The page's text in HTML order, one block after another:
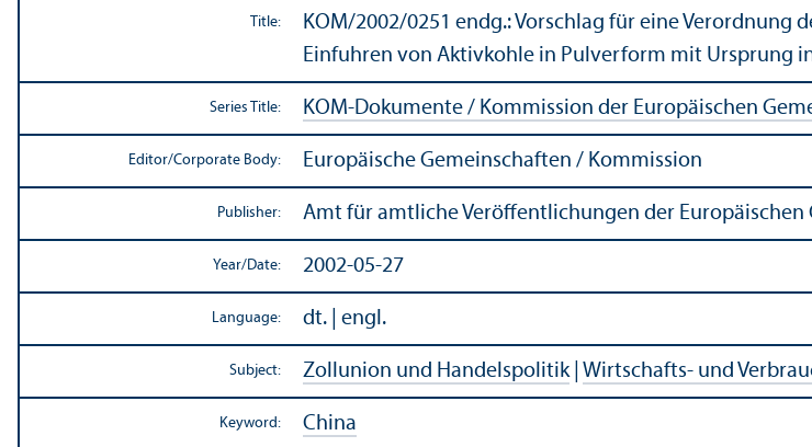
Title: KOM/2002/0251 endg.: Vorschlag für eine
Einfuhren von Aktivkohle in Pulverform mit Ursprung
Series Title: KOM-Dokumente / Kommission der Europäischen
Editor/Corporate Body: Europäische Gemeinschaften / Kommission
Publisher: Amt für amtliche Veröffentlichungen der Europäischen
Year/Date: 2002-05-27
Language: dt. | engl.
Subject: Zollunion und Handelspolitik| Wirtschafts- und
Keyword: China